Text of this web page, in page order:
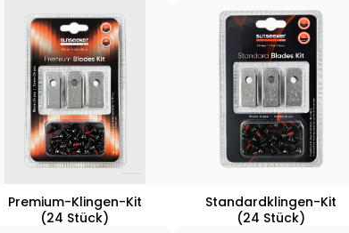
Premium-Klingen-Kit
(24 Stück)
Standardklingen-Kit
(24 Stück)